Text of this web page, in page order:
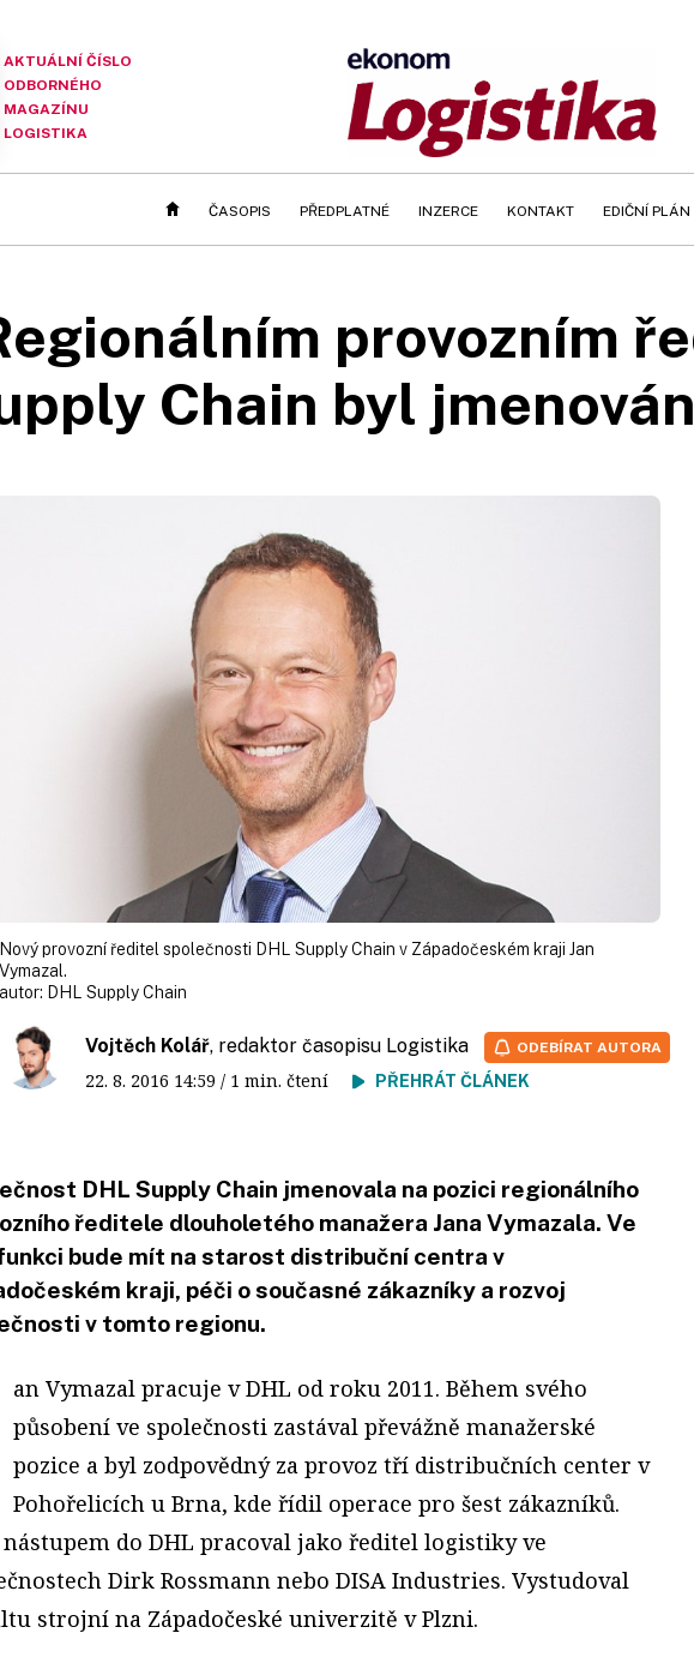
AKTUÁLNÍ ČÍSLO
ODBORNÉHO
MAGAZÍNU
LOGISTIKA
ČASOPIS PŘEDPLATNÉ INZERCE KONTAKT EDIČNÍ PLÁN
provozním
Chain byl
Nový provozní ředitel společnosti DHL Supply Chain v Západočeském kraji Jan
Vymazal.
autor: DHL Supply Chain
Vojtěch Kolář, redaktor časopisu Logistika
22. 8. 2016 14:59 / 1 min. čtení PŘEHRÁT ČLÁNEK
ODEBÍRAT AUTORA
DHL Supply Chain jmenovala na pozici regionálního
ředitele dlouholetého manažera Jana Vymazala. Ve
bude mít na starost distribuční centra v
kraji, péči o současné zákazníky a rozvoj
v tomto regionu.
an Vymazal pracuje v DHL od roku 2011. Během svého
působení ve společnosti zastával převážně manažerské
pozice a byl zodpovědný za provoz tří distribučních center v
Pohořelicích u Brna, kde řídil operace pro šest zákazníků.
nástupem do DHL pracoval jako ředitel logistiky ve
Dirk Rossmann nebo DISA Industries. Vystudoval
strojní na Západočeské univerzitě v Plzni.